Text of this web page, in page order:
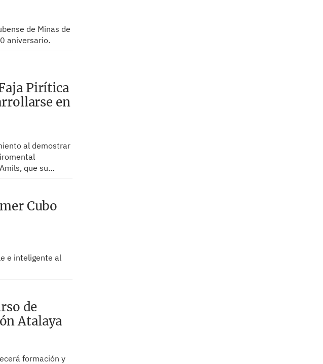
de Minas de
aniversario.
Pirítica
en
al demostrar
que su…
Cubo
e inteligente al
de
Atalaya
formación y